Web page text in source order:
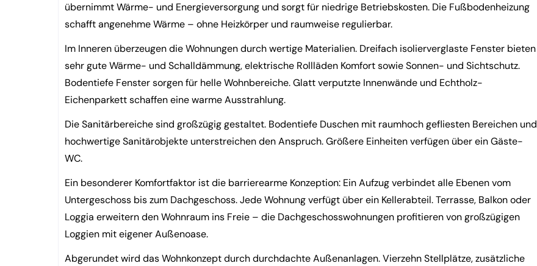
übernimmt Wärme- und Energieversorgung und sorgt für niedrige Betriebskosten. Die Fußbodenheizung
schafft angenehme Wärme – ohne Heizkörper und raumweise regulierbar.
Im Inneren überzeugen die Wohnungen durch wertige Materialien. Dreifach isolierverglaste Fenster bieten
sehr gute Wärme- und Schalldämmung, elektrische Rollläden Komfort sowie Sonnen- und Sichtschutz.
Bodentiefe Fenster sorgen für helle Wohnbereiche. Glatt verputzte Innenwände und Echtholz-
Eichenparkett schaffen eine warme Ausstrahlung.
Die Sanitärbereiche sind großzügig gestaltet. Bodentiefe Duschen mit raumhoch gefliesten Bereichen und
hochwertige Sanitärobjekte unterstreichen den Anspruch. Größere Einheiten verfügen über ein Gäste-
WC.
Ein besonderer Komfortfaktor ist die barrierearme Konzeption: Ein Aufzug verbindet alle Ebenen vom
Untergeschoss bis zum Dachgeschoss. Jede Wohnung verfügt über ein Kellerabteil. Terrasse, Balkon oder
Loggia erweitern den Wohnraum ins Freie – die Dachgeschosswohnungen profitieren von großzügigen
Loggien mit eigener Außenoase.
Abgerundet wird das Wohnkonzept durch durchdachte Außenanlagen. Vierzehn Stellplätze, zusätzliche